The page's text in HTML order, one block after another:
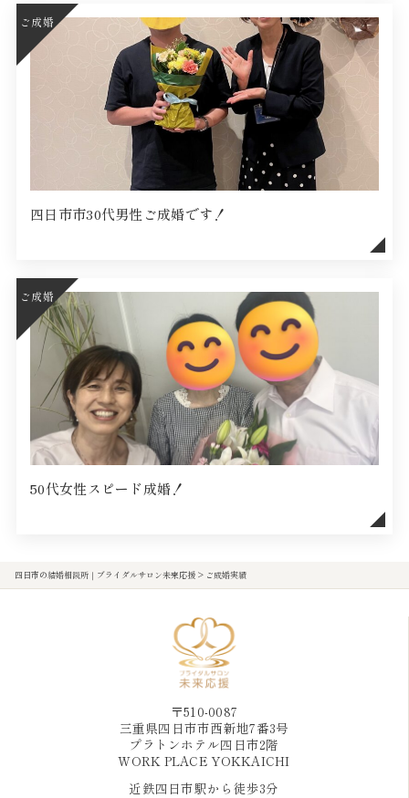
ご成婚
四日市市30代男性ご成婚です！
ご成婚
50代女性スピード成婚！
四日市の結婚相談所｜ブライダルサロン未来応援> ご成婚実績
〒510-0087
三重県四日市市西新地7番3号
プラトンホテル四日市2階
WORK PLACE YOKKAICHI
近鉄四日市駅から徒歩3分